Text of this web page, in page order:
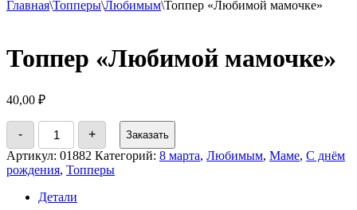
Главная\Топперы\Любимым\Топпер «Любимой мамочке»
Топпер «Любимой мамочке»
40,00 ₽
-
Количество
товара
Топпер
"Любимой
мамочке"
+ Заказать
Артикул: 01882 Категорий: 8 марта, Любимым, Маме, С днём
рождения, Топперы
Детали